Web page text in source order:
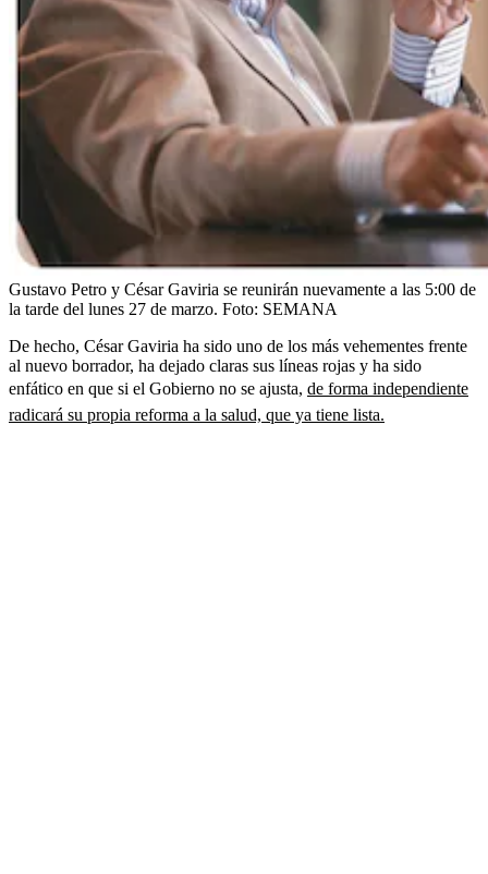
Gustavo Petro y César Gaviria se reunirán nuevamente a las 5:00 de
la tarde del lunes 27 de marzo. Foto: SEMANA
De hecho, César Gaviria ha sido uno de los más vehementes frente
al nuevo borrador, ha dejado claras sus líneas rojas y ha sido
enfático en que si el Gobierno no se ajusta, de forma independiente
radicará su propia reforma a la salud, que ya tiene lista.